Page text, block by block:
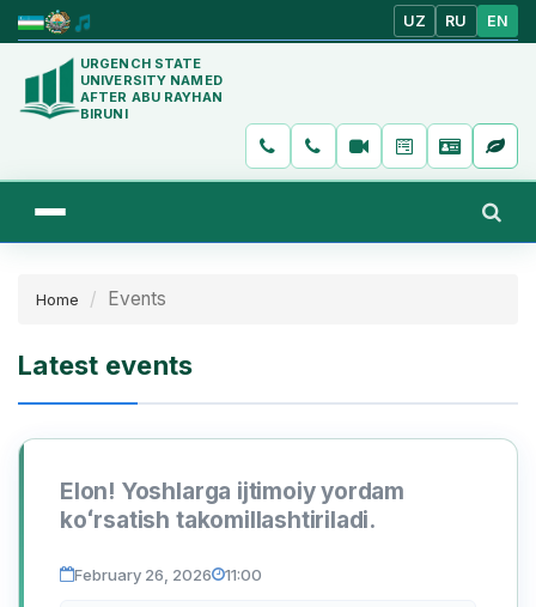
UZ RU EN
URGENCH STATE
UNIVERSITY NAMED
AFTER ABU RAYHAN
BIRUNI
Home Events
Latest events
Elon! Yoshlarga ijtimoiy yordam
koʻrsatish takomillashtiriladi.
February 26, 2026 11:00